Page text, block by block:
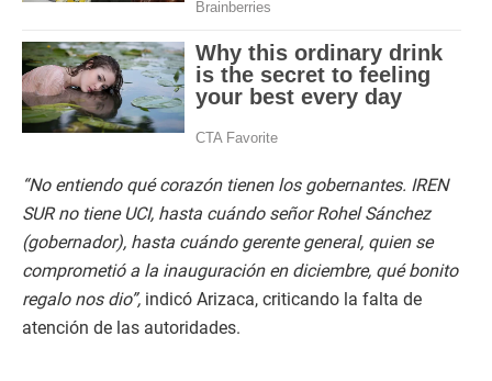
“No entiendo qué corazón tienen los gobernantes. IREN
SUR no tiene UCI, hasta cuándo señor Rohel Sánchez
(gobernador), hasta cuándo gerente general, quien se
comprometió a la inauguración en diciembre, qué bonito
regalo nos dio”, indicó Arizaca, criticando la falta de
atención de las autoridades.